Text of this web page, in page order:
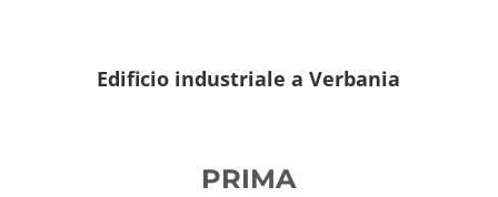
Edificio industriale a Verbania
PRIMA